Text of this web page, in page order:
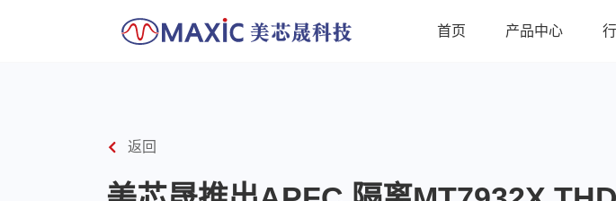
首页 产品中心
返回